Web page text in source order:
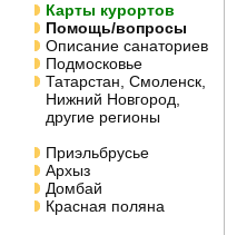
Карты курортов
Помощь/вопросы
Описание санаториев
Подмосковье
Татарстан, Смоленск,
Нижний Новгород,
другие регионы
Приэльбрусье
Архыз
Домбай
Красная поляна